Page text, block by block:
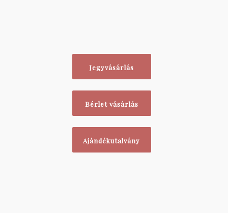
Jegyvásárlás
Bérlet vásárlás
Ajándékutalvány